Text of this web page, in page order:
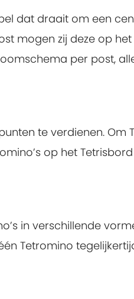
dat draait om een
mogen zij deze op
per post,
te verdienen. Om
op het
in verschillende
Tetromino